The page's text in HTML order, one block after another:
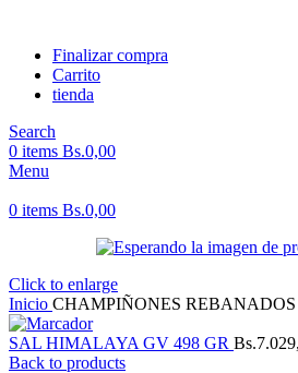
Finalizar compra
Carrito
tienda
Search
0 items Bs.0,00
Menu
0 items Bs.0,00
Click to enlarge
Inicio CHAMPIÑONES REBANADOS
SAL HIMALAYA GV 498 GR Bs.
Back to products